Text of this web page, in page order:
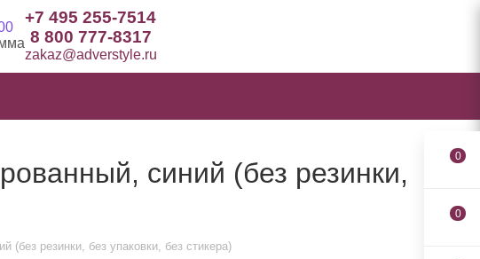
+7 495 255-7514
8 800 777-8317
zakaz@adverstyle.ru
синий (без резинки,
резинки, без упаковки, без стикера)
0
0